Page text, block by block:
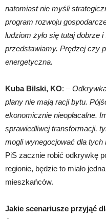
natomiast nie myśli
program rozwoju
ludziom żyło się tutaj dobrze
przedstawiamy. Prędzej czy
energetyczna.
Kuba Bilski, KO: –
plany nie mają racji bytu.
ekonomicznie nieopłacalne.
sprawiedliwej transformacji,
mogli wynegocjować dla tych
PiS zacznie robić odkrywkę
regionie, będzie to miało
mieszkańców.
Jakie scenariusze przyjąć